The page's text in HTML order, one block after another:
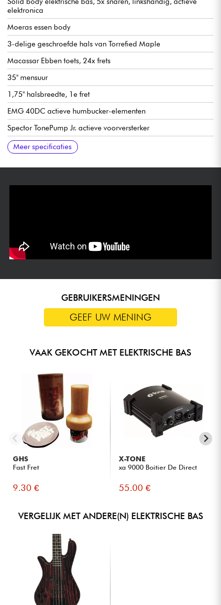
elektronica
Moeras essen body
3-delige geschroefde hals van Torrefied Maple
Macassar Ebben toets, 24x frets
35" mensuur
1,75" halsbreedte, 1e fret
EMG 40DC actieve humbucker-elementen
Spector TonePump Jr. actieve voorversterker
Brugvolume, halsvolume, basversterking, trebleversterking
Spector Hi-Mass vergrendelbare brug
Spector gesloten oliebad mechanieken
Meer specificaties
GEBRUIKERSMENINGEN
GEEF UW MENING
VAAK GEKOCHT MET ELEKTRISCHE BAS
GHS
Fast Fret
9.30 €
X-TONE
xa 9000 Boitier De Direct
55.00 €
VERGELIJK MET ANDERE(N) ELEKTRISCHE BAS